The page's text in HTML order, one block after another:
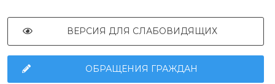
ВЕРСИЯ ДЛЯ СЛАБОВИДЯЩИХ
ОБРАЩЕНИЯ ГРАЖДАН